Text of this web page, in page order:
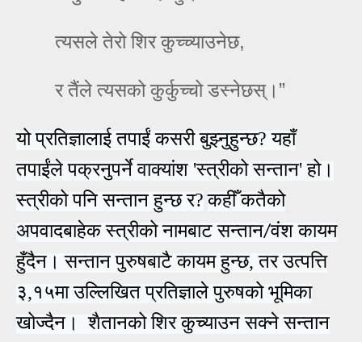
त्‍यसले तेरो शिर कुच्‍च्‍याउनेछ,
र तैंले त्‍यसको कुर्कुच्‍चो डस्‍नेछस्‌। ”
यो प्रतिज्ञालाईतपाईं कसरी बुझ्नुहुन्छ?यहाँ
तपाईंले पक्रनुपर्ने वाक्यांश 'स्त्रीको सन्तान'हो।
स्त्रीको पनि सन्तान हुन्छ र? कहीँ कतैको
अपवादबाहेक स्त्रीको नामबाट सन्तान/वंशकायम
हुँदैन । सन्तानपुरुषबाटै कायम हुन्छ, तरउत्पत्ति
३,१५मा उल्लिखित प्रतिज्ञालेपुरुषको भूमिका
खोज्दैन। शैतानको शिर कुच्याउन सक्ने सन्तान